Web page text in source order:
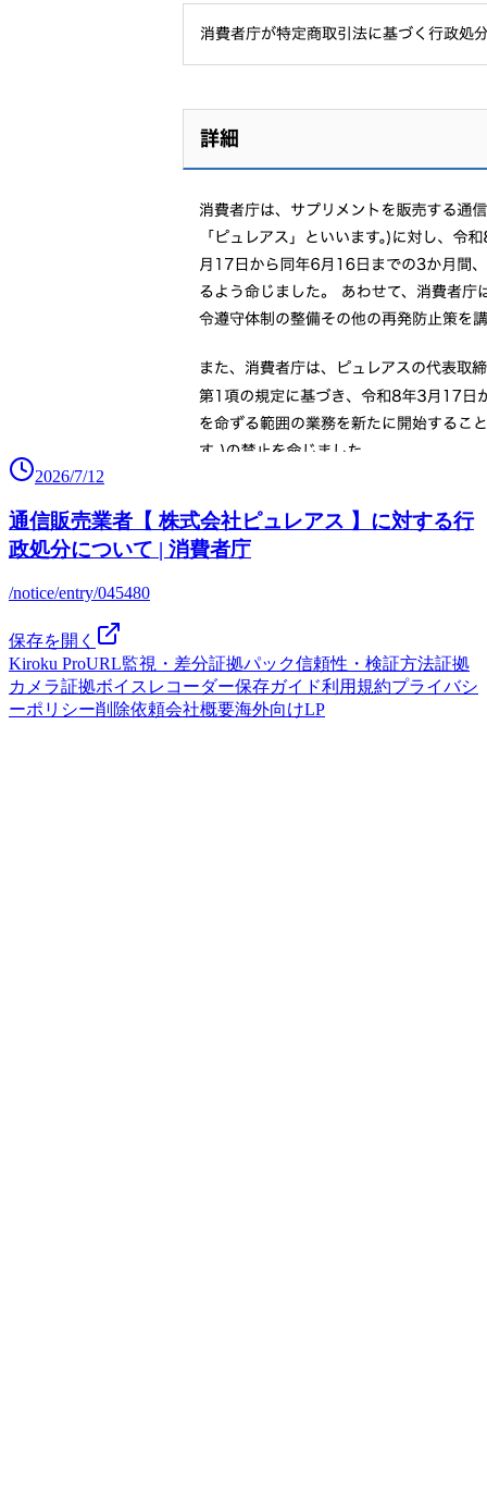
2026/7/12
通信販売業者【 株式会社ピュレアス 】に対する行
政処分について | 消費者庁
/notice/entry/045480
保存を開く
Kiroku ProURL監視・差分証拠パック信頼性・検証方法証拠
カメラ証拠ボイスレコーダー保存ガイド利用規約プライバシ
ーポリシー削除依頼会社概要海外向けLP